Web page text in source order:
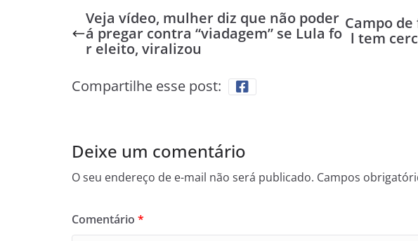
Veja vídeo, mulher diz que não poder
á pregar contra “viadagem” se Lula fo
r eleito, viralizou
Campo
l tem
Compartilhe esse post:
Deixe um comentário
O seu endereço de e-mail não será publicado. Campos
Comentário *